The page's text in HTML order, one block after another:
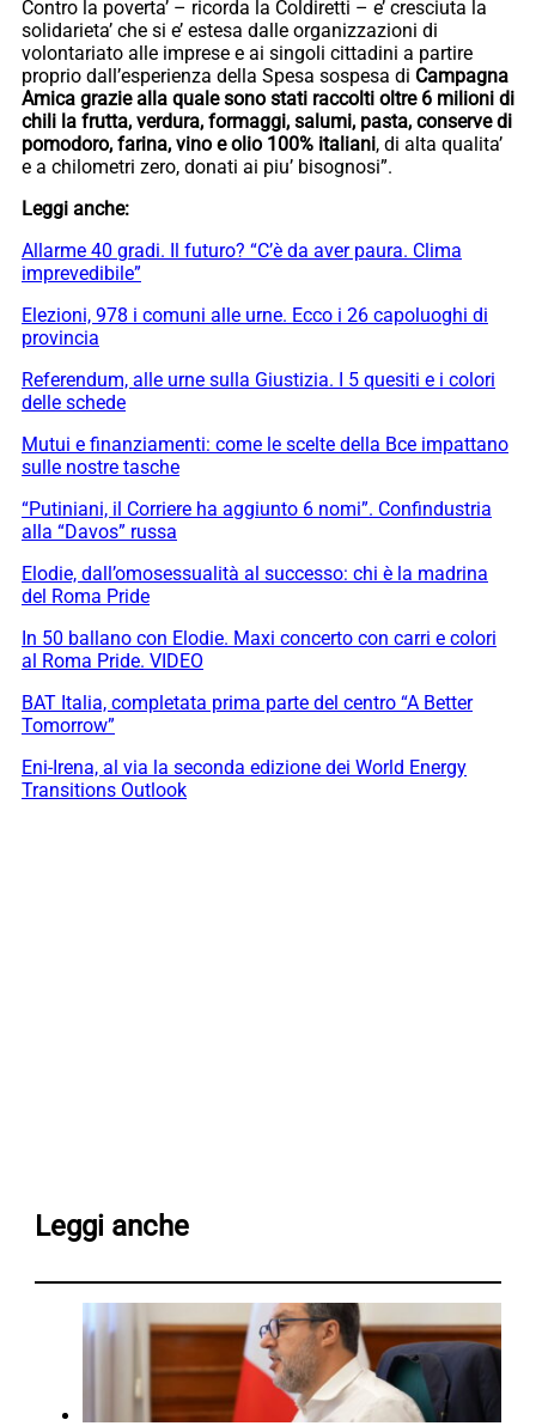
Contro la poverta’ – ricorda la Coldiretti – e’ cresciuta la
solidarieta’ che si e’ estesa dalle organizzazioni di
volontariato alle imprese e ai singoli cittadini a partire
proprio dall’esperienza della Spesa sospesa di Campagna
Amica grazie alla quale sono stati raccolti oltre 6 milioni di
chili la frutta, verdura, formaggi, salumi, pasta, conserve di
pomodoro, farina, vino e olio 100% italiani, di alta qualita’
e a chilometri zero, donati ai piu’ bisognosi”.
Leggi anche:
Allarme 40 gradi. Il futuro? “C’è da aver paura. Clima
imprevedibile”
Elezioni, 978 i comuni alle urne. Ecco i 26 capoluoghi di
provincia
Referendum, alle urne sulla Giustizia. I 5 quesiti e i colori
delle schede
Mutui e finanziamenti: come le scelte della Bce impattano
sulle nostre tasche
“Putiniani, il Corriere ha aggiunto 6 nomi”. Confindustria
alla “Davos” russa
Elodie, dall’omosessualità al successo: chi è la madrina
del Roma Pride
In 50 ballano con Elodie. Maxi concerto con carri e colori
al Roma Pride. VIDEO
BAT Italia, completata prima parte del centro “A Better
Tomorrow”
Eni-Irena, al via la seconda edizione dei World Energy
Transitions Outlook
Leggi anche